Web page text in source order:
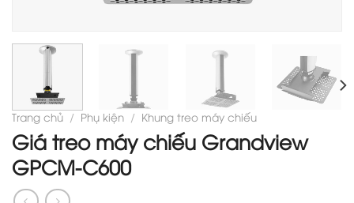
Trang chủ / Phụ kiện / Khung treo máy chiếu
Giá treo máy chiếu Grandview
GPCM-C600